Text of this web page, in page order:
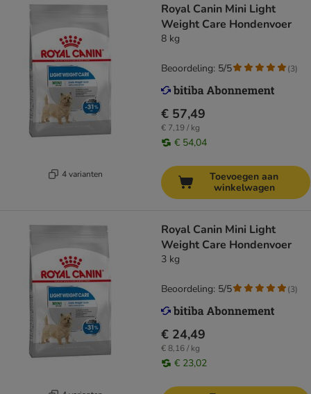
4 varianten
Royal Canin Mini Light
Weight Care Hondenvoer
8 kg
€ 57,49
€ 7,19 / kg
€ 54,04
Beoordeling: 5/5 (3)
Toevoegen aan
winkelwagen
Royal Canin Mini Light
Weight Care Hondenvoer
3 kg
€ 24,49
€ 8,16 / kg
€ 23,02
Beoordeling: 5/5 (3)